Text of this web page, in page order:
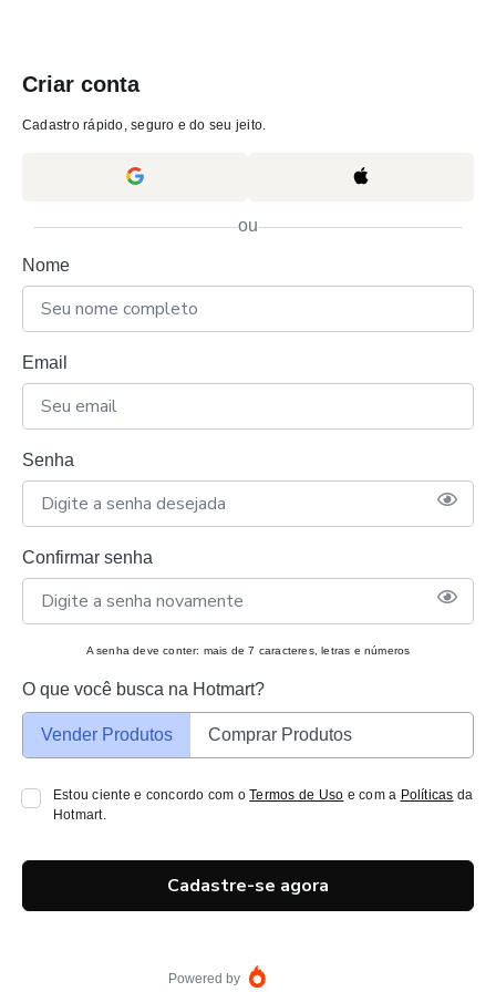
Criar conta
Cadastro rápido, seguro e do seu jeito.
ou
Nome
Email
Senha
Confirmar senha
A senha deve conter: mais de 7 caracteres, letras e números
O que você busca na Hotmart?
Vender Produtos Comprar Produtos
Estou ciente e concordo com oTermos de Uso e com a Políticas da
Hotmart.
Cadastre-se agora
Powered by